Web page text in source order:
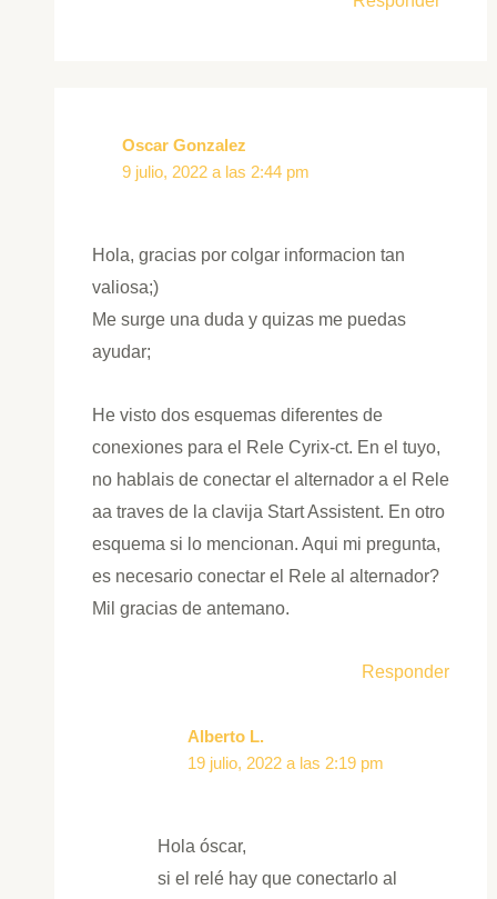
Oscar Gonzalez
9 julio, 2022 a las 2:44 pm
Hola, gracias por colgar informacion tan
valiosa;)
Me surge una duda y quizas me puedas
ayudar;
He visto dos esquemas diferentes de
conexiones para el Rele Cyrix-ct. En el tuyo,
no hablais de conectar el alternador a el Rele
aa traves de la clavija Start Assistent. En otro
esquema si lo mencionan. Aqui mi pregunta,
es necesario conectar el Rele al alternador?
Mil gracias de antemano.
Responder
Alberto L.
19 julio, 2022 a las 2:19 pm
Hola óscar,
si el relé hay que conectarlo al